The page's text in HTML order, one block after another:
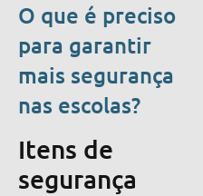
O que é preciso
para garantir
mais segurança
nas escolas?
Itens de
segurança